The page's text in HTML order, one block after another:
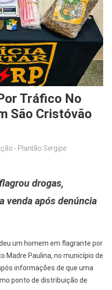
Tráfico No
São Cristóvão
- Plantão Sergipe
drogas,
venda após denúncia
um homem em flagrante por
Madre Paulina, no município de
informações de que uma
ponto de distribuição de